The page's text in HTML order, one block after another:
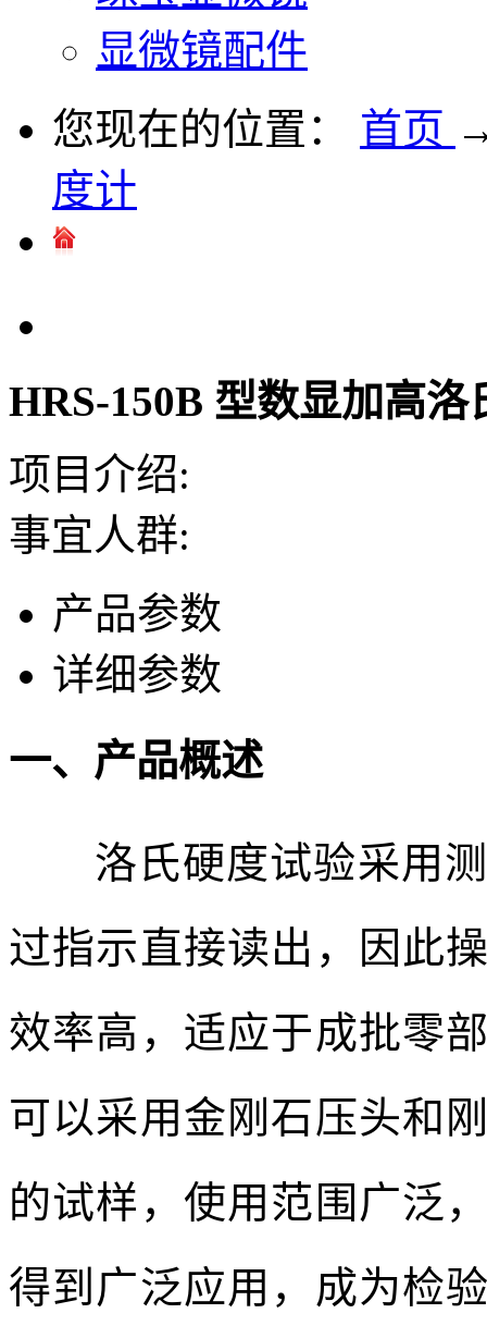
显微镜配件
您现在的位置：
首页
度计
HRS-150B 型数显加高洛
项目介绍:
事宜人群:
产品参数
详细参数
一、产品概述
洛氏硬度试验采用测
过指示直接读出，因此
效率高，适应于成批零
可以采用金刚石压头和
的试样，使用范围广泛
得到广泛应用，成为检